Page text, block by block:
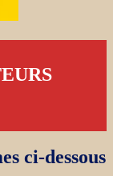
ci-dessous